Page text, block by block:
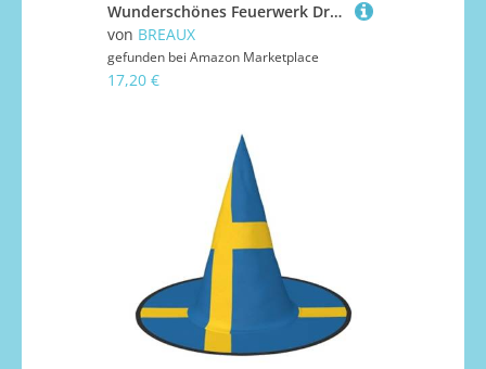
Wunderschönes Feuerwerk Druck Halloween Hexe und Zauberer Hut Hexenkostüm für Themendekoration Halloween Party
von BREAUX
gefunden bei Amazon Marketplace
17,20 €